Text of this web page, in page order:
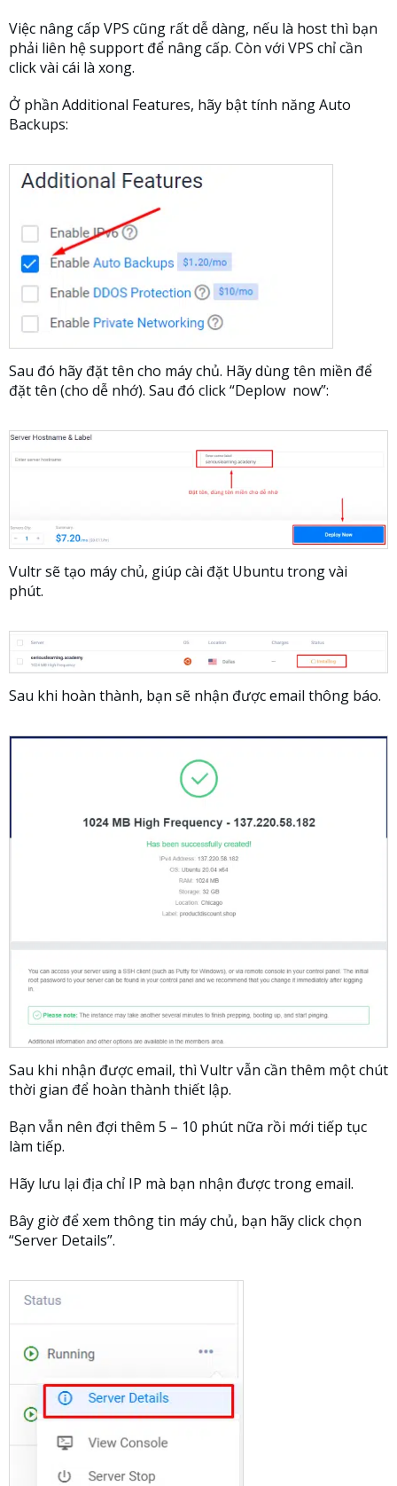
Việc nâng cấp VPS cũng rất dễ dàng, nếu là host thì bạn
phải liên hệ support để nâng cấp. Còn với VPS chỉ cần
click vài cái là xong.
Ở phần Additional Features, hãy bật tính năng Auto
Backups:
Sau đó hãy đặt tên cho máy chủ. Hãy dùng tên miền để
đặt tên (cho dễ nhớ). Sau đó click “Deplow now”:
Vultr sẽ tạo máy chủ, giúp cài đặt Ubuntu trong vài
phút.
Sau khi hoàn thành, bạn sẽ nhận được email thông báo.
Sau khi nhận được email, thì Vultr vẫn cần thêm một chút
thời gian để hoàn thành thiết lập.
Bạn vẫn nên đợi thêm 5 – 10 phút nữa rồi mới tiếp tục
làm tiếp.
Hãy lưu lại địa chỉ IP mà bạn nhận được trong email.
Bây giờ để xem thông tin máy chủ, bạn hãy click chọn
“Server Details”.